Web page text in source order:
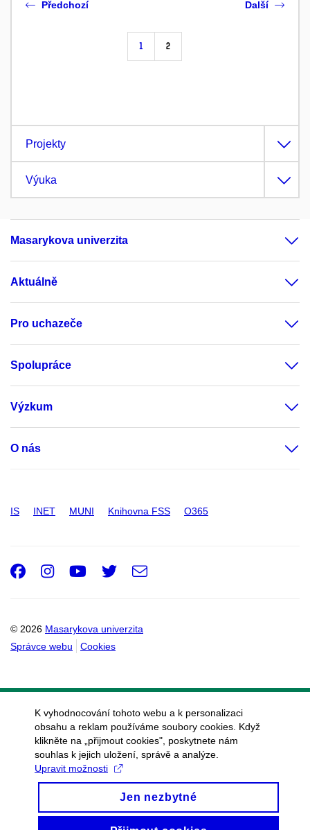
Předchozí
1 2
Další
Projekty
Výuka
Masarykova univerzita
Aktuálně
Pro uchazeče
Spolupráce
Výzkum
O nás
IS INET MUNI Knihovna FSS O365
© 2026 Masarykova univerzita
Správce webu
Cookies
Facebook
Instagram
Youtube
Twitter
e-
K vyhodnocování tohoto webu a k personalizaci
obsahu a reklam používáme soubory cookies. Když
klikněte na „přijmout cookies", poskytnete nám
souhlas k jejich uložení, správě a analýze.
Upravit možnosti
Jen nezbytné